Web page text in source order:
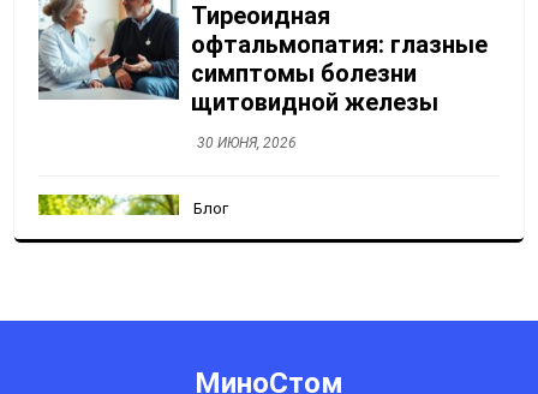
Тиреоидная
офтальмопатия: глазные
симптомы болезни
щитовидной железы
30 ИЮНЯ, 2026
Блог
Укусы насекомых: первая
МиноСтом